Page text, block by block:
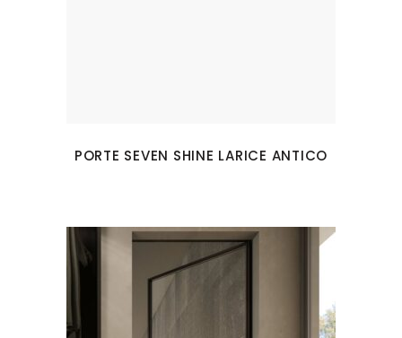
PORTE SEVEN SHINE LARICE ANTICO